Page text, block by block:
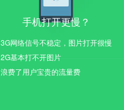
手机打开更慢？
3G网络信号不稳定，图片打开很慢
2G基本打不开图片
浪费了用户宝贵的流量费